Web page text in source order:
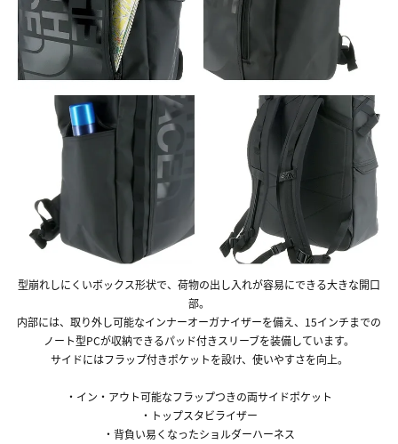
型崩れしにくいボックス形状で、荷物の出し入れが容易にできる大きな開口
部。
内部には、取り外し可能なインナーオーガナイザーを備え、15インチまでの
ノート型PCが収納できるパッド付きスリーブを装備しています。
サイドにはフラップ付きポケットを設け、使いやすさを向上。
・イン・アウト可能なフラップつきの両サイドポケット
・トップスタビライザー
・背負い易くなったショルダーハーネス